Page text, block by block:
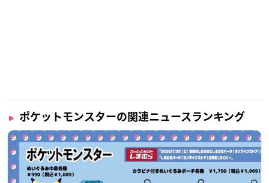
ポケットモンスターの関連ニュースランキング